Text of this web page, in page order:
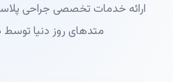
ارائه خدمات تخصصی جراحی
متدهای روز دنیا توسط